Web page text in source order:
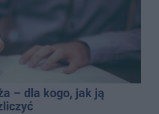
– dla kogo, jak ją